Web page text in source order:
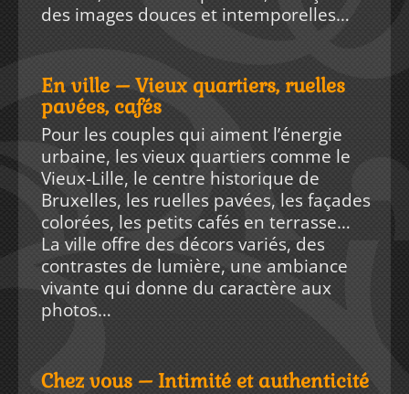
des images douces et intemporelles…
En ville – Vieux quartiers, ruelles
pavées, cafés
Pour les couples qui aiment l’énergie
urbaine, les vieux quartiers comme le
Vieux-Lille, le centre historique de
Bruxelles, les ruelles pavées, les façades
colorées, les petits cafés en terrasse…
La ville offre des décors variés, des
contrastes de lumière, une ambiance
vivante qui donne du caractère aux
photos…
Chez vous – Intimité et authenticité